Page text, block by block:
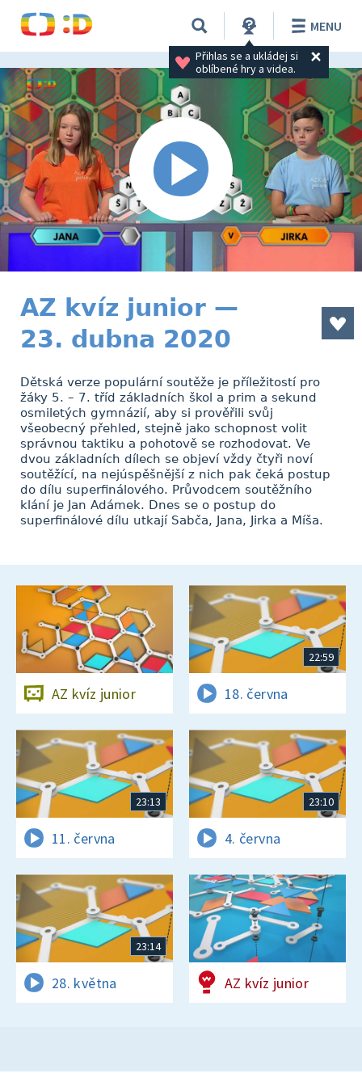
Přihlas se a ukládej si
oblíbené hry a videa.
MENU
AZ kvíz junior —
23. dubna 2020
Dětská verze populární soutěže je příležitostí pro
žáky 5. – 7. tříd základních škol a prim a sekund
osmiletých gymnázií, aby si prověřili svůj
všeobecný přehled, stejně jako schopnost volit
správnou taktiku a pohotově se rozhodovat. Ve
dvou základních dílech se objeví vždy čtyři noví
soutěžící, na nejúspěšnější z nich pak čeká postup
do dílu superfinálového. Průvodcem soutěžního
klání je Jan Adámek. Dnes se o postup do
superfinálové dílu utkají Sabča, Jana, Jirka a Míša.
AZ kvíz junior
22:59
18. června
23:13
11. června
23:10
4. června
23:14
28. května AZ kvíz junior